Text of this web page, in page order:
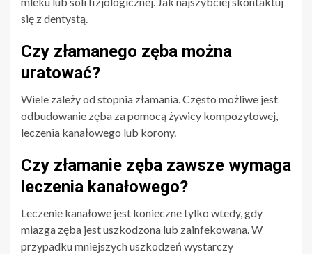
się z dentystą.
Czy złamanego zęba można
uratować?
Wiele zależy od stopnia złamania. Często możliwe jest
odbudowanie zęba za pomocą żywicy kompozytowej,
leczenia kanałowego lub korony.
Czy złamanie zęba zawsze wymaga
leczenia kanałowego?
Leczenie kanałowe jest konieczne tylko wtedy, gdy
miazga zęba jest uszkodzona lub zainfekowana. W
przypadku mniejszych uszkodzeń wystarczy